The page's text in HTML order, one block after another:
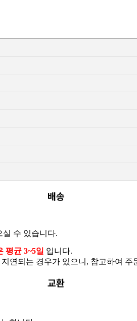
배송
수 있습니다.
평균 3~5일 입니다.
연되는 경우가 있으니, 참고하여 주
교환